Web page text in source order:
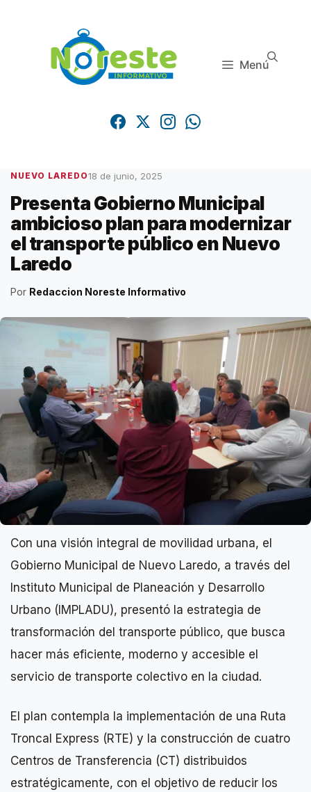
Menú
NUEVO LAREDO18 de junio, 2025
Presenta Gobierno Municipal
ambicioso plan para modernizar
el transporte público en Nuevo
Laredo
Por Redaccion Noreste Informativo
Con una visión integral de movilidad urbana, el
Gobierno Municipal de Nuevo Laredo, a través del
Instituto Municipal de Planeación y Desarrollo
Urbano (IMPLADU), presentó la estrategia de
transformación del transporte público, que busca
hacer más eficiente, moderno y accesible el
servicio de transporte colectivo en la ciudad.
El plan contempla la implementación de una Ruta
Troncal Express (RTE) y la construcción de cuatro
Centros de Transferencia (CT) distribuidos
estratégicamente, con el objetivo de reducir los